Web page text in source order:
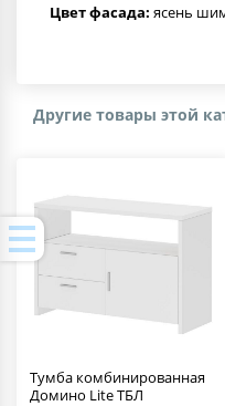
Цвет фасада: ясень
Другие товары этой
Тумба комбинированная
Домино Lite ТБЛ